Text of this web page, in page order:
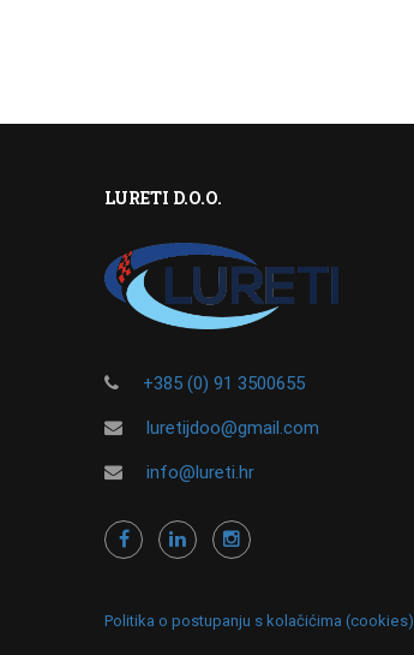
LURETI D.O.O.
+385 (0) 91 3500655
luretijdoo@gmail.com
info@lureti.hr
Politika o postupanju s kolačićima (cookies)